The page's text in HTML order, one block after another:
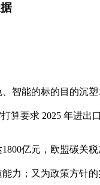
能的标的目的沉塑
算要求 2025 年进出
亿元，欧盟碳关税
力；又为政策方针